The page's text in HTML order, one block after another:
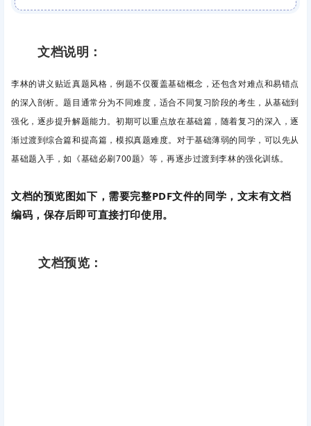
文档说明：
李林的讲义贴近真题风格，例题不仅覆盖基础概念，还包含对难点和易错点
的深入剖析。题目通常分为不同难度，适合不同复习阶段的考生，从基础到
强化，逐步提升解题能力。 初期可以重点放在基础篇，随着复习的深入，逐
渐过渡到综合篇和提高篇，模拟真题难度。对于基础薄弱的同学，可以先从
基础题入手，如《基础必刷700题》等，再逐步过渡到李林的强化训练。
文档的预览图如下，需要完整PDF文件的同学，文末有文档
编码，保存后即可直接打印使用。
文档预览：